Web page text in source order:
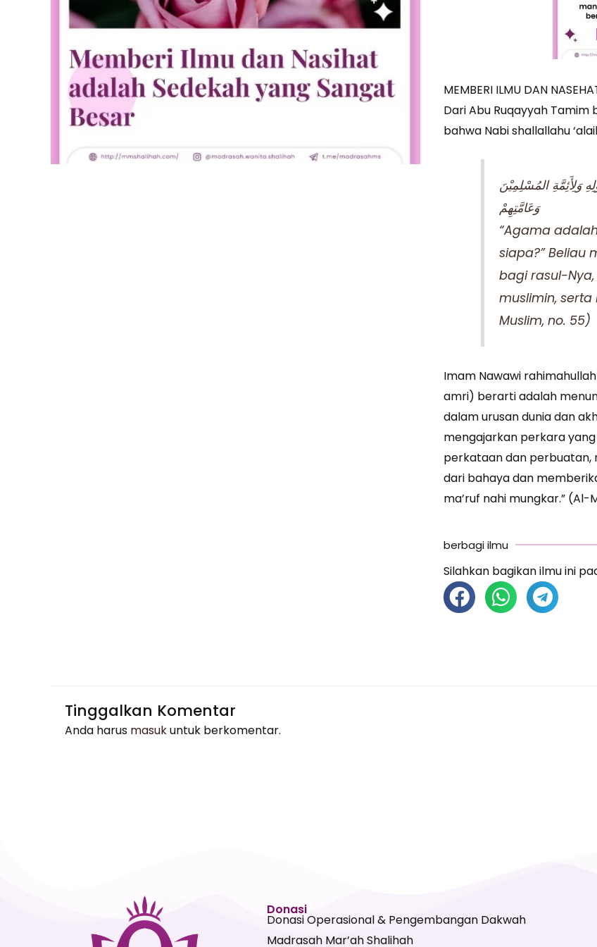
MEMBERI ILMU DAN
Dari Abu Ruqayyah Tamim
bahwa Nabi shallallahu
وَلِأَئِمَّةِ المُسْلِمِيْنَ
وَعَامَّتِهِمْ
“Agama
siapa?” Beliau
bagi rasul-
muslimin, serta
Muslim, no. 55)
Imam Nawawi
amri) berarti adalah
dalam urusan dunia dan
mengajarkan perkara
perkataan dan perbuatan,
dari bahaya dan
ma’ruf nahi mungkar.” (Al-
berbagi ilmu
Silahkan bagikan ilmu ini
Tinggalkan Komentar
Anda harus masukuntuk berkomentar.
Donasi
Donasi Operasional & Pengembangan Dakwah
Madrasah Mar’ah Shalihah